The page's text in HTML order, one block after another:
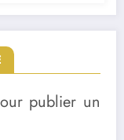
publier un